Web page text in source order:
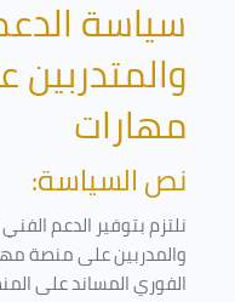
سياسة
مهارات
نص السياسة:
نلتزم بتوفير الدعم
والمدربين على منصة
الفوري المساند على